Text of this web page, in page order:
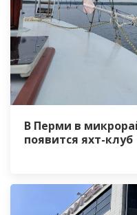
В Перми в
появится яхт-клуб